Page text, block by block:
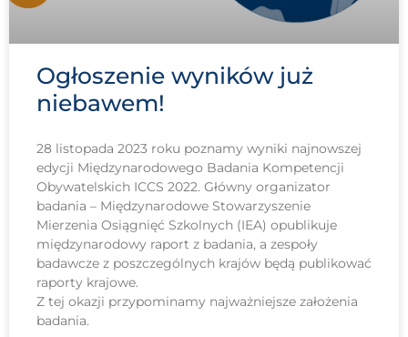
Ogłoszenie wyników już
niebawem!
28 listopada 2023 roku poznamy wyniki najnowszej
edycji Międzynarodowego Badania Kompetencji
Obywatelskich ICCS 2022. Główny organizator
badania – Międzynarodowe Stowarzyszenie
Mierzenia Osiągnięć Szkolnych (IEA) opublikuje
międzynarodowy raport z badania, a zespoły
badawcze z poszczególnych krajów będą publikować
raporty krajowe.
Z tej okazji przypominamy najważniejsze założenia
badania.